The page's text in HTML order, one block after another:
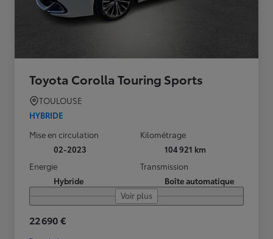
Toyota Corolla Touring Sports
TOULOUSE
HYBRIDE
Mise en circulation
02-2023
Kilométrage
104 921 km
Energie
Hybride
Transmission
Boîte automatique
Voir plus
22 690 €